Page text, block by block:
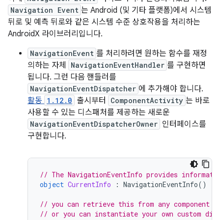
Navigation Event 는 Android (및 기타 플랫폼)에서 시스템
뒤로 및 예측 뒤로와 같은 시스템 수준 상호작용을 처리하는
AndroidX 라이브러리입니다.
NavigationEvent 를 처리하려면 원하는 함수를 재정
의하는 자체
NavigationEventHandler 를 구현하면
됩니다. 그런 다음 핸들러를
NavigationEventDispatcher 에 추가해야 합니다.
활동 1.12.0 출시부터 ComponentActivity 는 바로
사용할 수 있는 디스패처를 제공하는 새로운
NavigationEventDispatcherOwner 인터페이스를
구현합니다.
// The NavigationEventInfo provides
object CurrentInfo : NavigationEventInfo()
// you can retrieve this from any component
// or you can instantiate your own custom